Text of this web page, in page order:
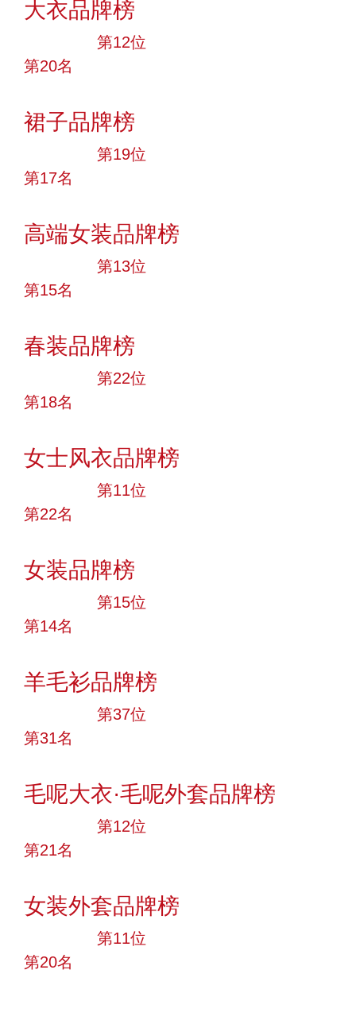
大衣品牌榜
第12位
第20名
裙子品牌榜
第19位
第17名
高端女装品牌榜
第13位
第15名
春装品牌榜
第22位
第18名
女士风衣品牌榜
第11位
第22名
女装品牌榜
第15位
第14名
羊毛衫品牌榜
第37位
第31名
毛呢大衣·毛呢外套品牌榜
第12位
第21名
女装外套品牌榜
第11位
第20名